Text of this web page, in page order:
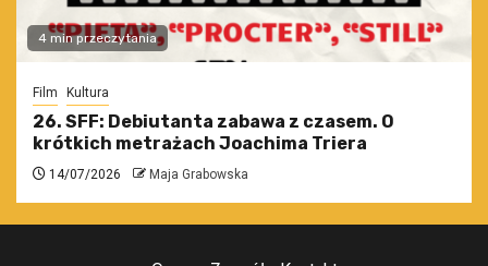
4 min przeczytania
Film Kultura
26. SFF: Debiutanta zabawa z czasem. O
krótkich metrażach Joachima Triera
14/07/2026 Maja Grabowska